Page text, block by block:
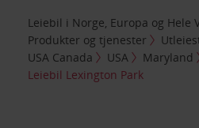
Leiebil i Norge, Europa og Hele
Produkter og tjenester
USA Canada
USA Maryland
Leiebil Lexington Park